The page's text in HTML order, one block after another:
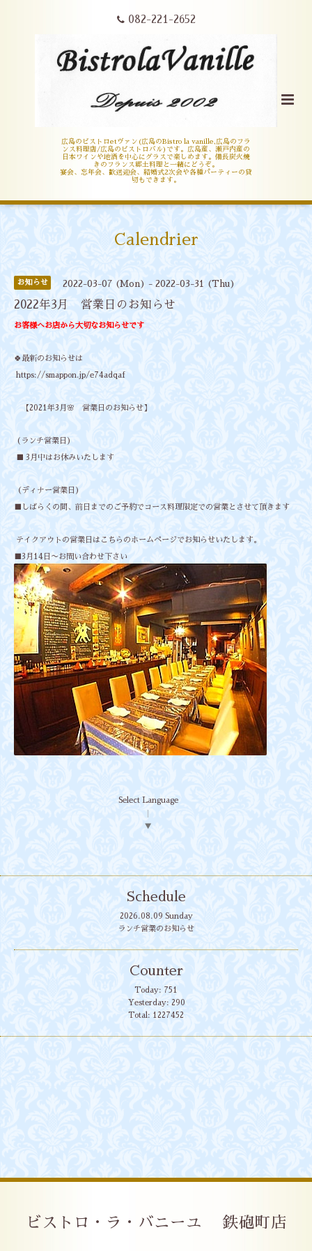
082-221-2652
広島のビストロetヴァン(広島のBistro la vanille,広島のフラ
ンス料理店/広島のビストロバル)です。広島産、瀬戸内産の
日本ワインや地酒を中心にグラスで楽しめます。備長炭火焼
きのフランス郷土料理と一緒にどうぞ。
宴会、忘年会、歓送迎会、結婚式2次会や各種パーティーの貸
切もできます。
Calendrier
お知らせ 2022-03-07 (Mon) - 2022-03-31 (Thu)
2022年3月 営業日のお知らせ
お客様へお店から大切なお知らせです
🍀最新のお知らせは
https://smappon.jp/e74adqaf
【2021年3月🌸 営業日のお知らせ】
(ランチ営業日)
■ 3月中はお休みいたします
（ディナー営業日)
■しばらくの間、前日までのご予約でコース料理限定での営業とさせて頂きます
テイクアウトの営業日はこちらのホームページでお知らせいたします。
■3月14日〜お問い合わせ下さい
Select Language
▼
Schedule
2026.08.09 Sunday
ランチ営業のお知らせ
Counter
Today: 751
Yesterday: 290
Total: 1227452
ビストロ・ラ・バニーユ 鉄砲町店